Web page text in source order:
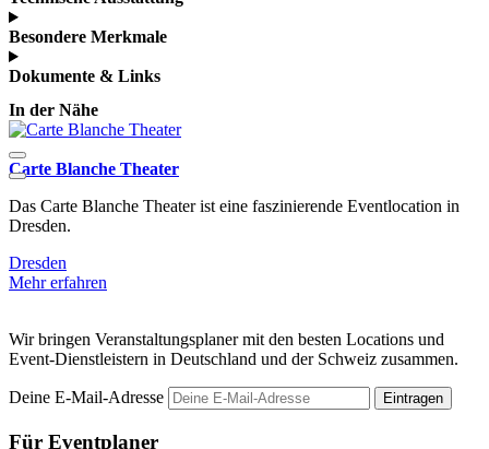
Besondere Merkmale
Dokumente & Links
In der Nähe
Carte Blanche Theater
Das Carte Blanche Theater ist eine faszinierende Eventlocation in
Dresden.
Dresden
Mehr erfahren
Wir bringen Veranstaltungsplaner mit den besten Locations und
Event-Dienstleistern in Deutschland und der Schweiz zusammen.
Deine E-Mail-Adresse Eintragen
Für Eventplaner